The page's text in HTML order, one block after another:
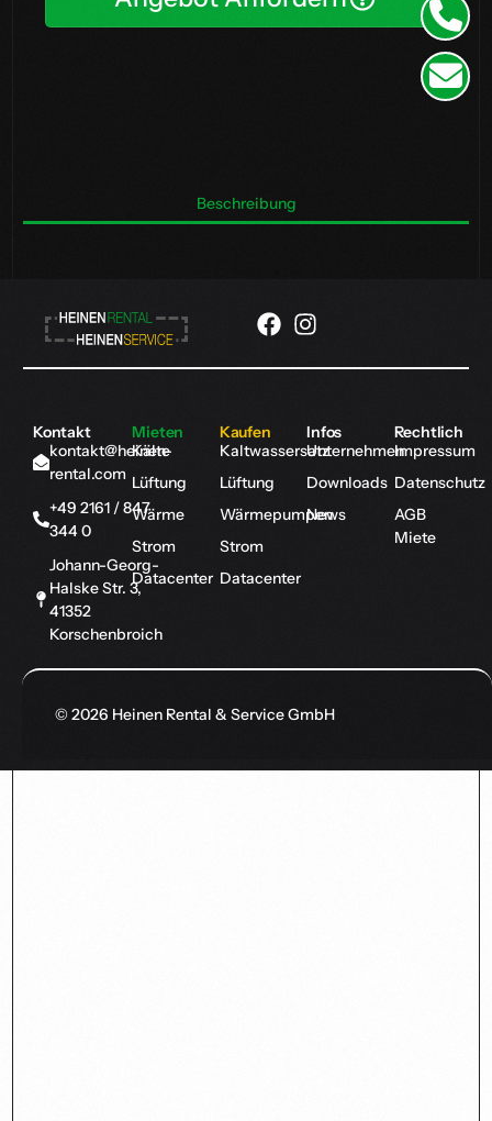
Beschreibung
Kontakt
kontakt@heinen-
rental.com
+49 2161 / 847
344 0
Johann-Georg-
Halske Str. 3,
41352
Korschenbroich
Mieten
Kälte
Lüftung
Wärme
Strom
Datacenter
Kaufen
Kaltwassersatz
Lüftung
Wärmepumpen
Strom
Datacenter
Infos
Unternehmen
Downloads
News
Rechtlich
Impressum
Datenschutz
AGB
Miete
© 2026 Heinen Rental & Service GmbH